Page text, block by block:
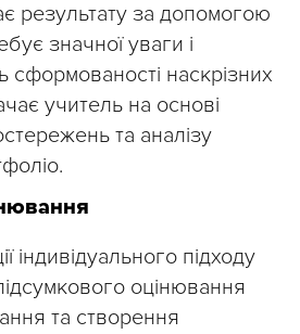
результату за допомогою
значної уваги і
сформованості наскрізних
учитель на основі
та аналізу
індивідуального підходу
оцінювання
та створення